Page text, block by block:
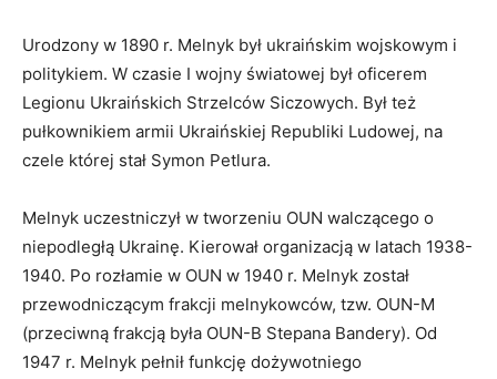
Urodzony w 1890 r. Melnyk był ukraińskim wojskowym i
politykiem. W czasie I wojny światowej był oficerem
Legionu Ukraińskich Strzelców Siczowych. Był też
pułkownikiem armii Ukraińskiej Republiki Ludowej, na
czele której stał Symon Petlura.
Melnyk uczestniczył w tworzeniu OUN walczącego o
niepodległą Ukrainę. Kierował organizacją w latach 1938-
1940. Po rozłamie w OUN w 1940 r. Melnyk został
przewodniczącym frakcji melnykowców, tzw. OUN-M
(przeciwną frakcją była OUN-B Stepana Bandery). Od
1947 r. Melnyk pełnił funkcję dożywotniego